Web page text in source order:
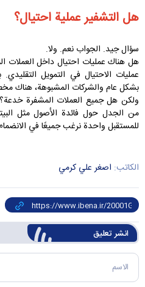
هل التشفير عملية احتيال؟
سؤال جيد. الجواب نعم. ولا.
عمليات الاحتيال في التمويل التقليدي.
بشكل عام والشركات المشبوهة، هناك
ولكن هل جميع العملات المشفرة خدعة؟
من الجدل حول فائدة الأصول مثل
للمستقبل واحدة نرغب جميعًا في الانضمام
الكاتب: اصغر علي کرمي
انشر تعليق